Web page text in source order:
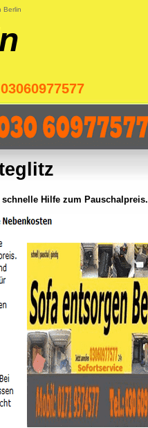
Berlin
03060977577
Hilfe zum Pauschalpreis.